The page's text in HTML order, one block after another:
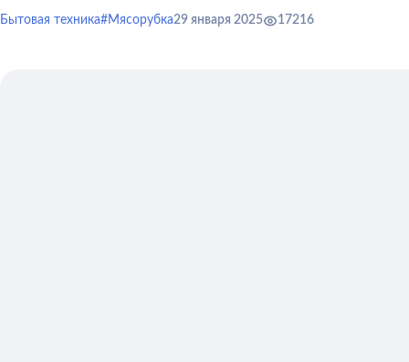
Бытовая техника#Мясорубка29 января 2025 17216